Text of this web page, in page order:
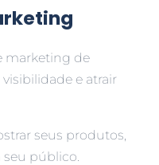
marketing de
e atrair
seus produtos,
seu público.